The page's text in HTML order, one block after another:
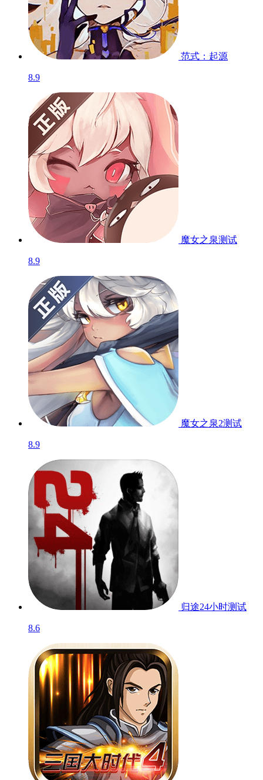
范式：起源
8.9
魔女之泉测试
8.9
魔女之泉2测试
8.9
归途24小时测试
8.6